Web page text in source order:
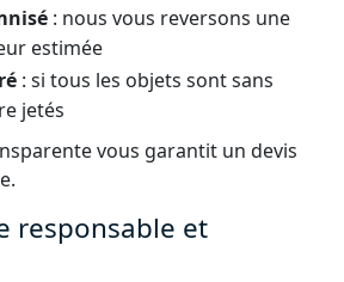
: nous vous reversons une
estimée
: si tous les objets sont sans
jetés
vous garantit un devis
responsable et